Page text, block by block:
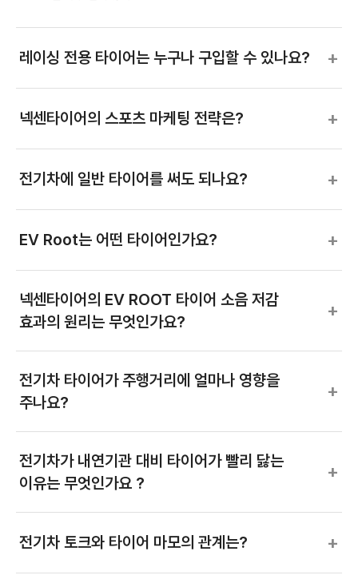
레이싱 전용 타이어는 누구나 구입할 수 있나요? +
넥센타이어의 스포츠 마케팅 전략은? +
전기차에 일반 타이어를 써도 되나요? +
EV Root는 어떤 타이어인가요? +
넥센타이어의 EV ROOT 타이어 소음 저감
효과의 원리는 무엇인가요?
+
전기차 타이어가 주행거리에 얼마나 영향을
주나요?
+
전기차가 내연기관 대비 타이어가 빨리 닳는
이유는 무엇인가요 ?
+
전기차 토크와 타이어 마모의 관계는? +